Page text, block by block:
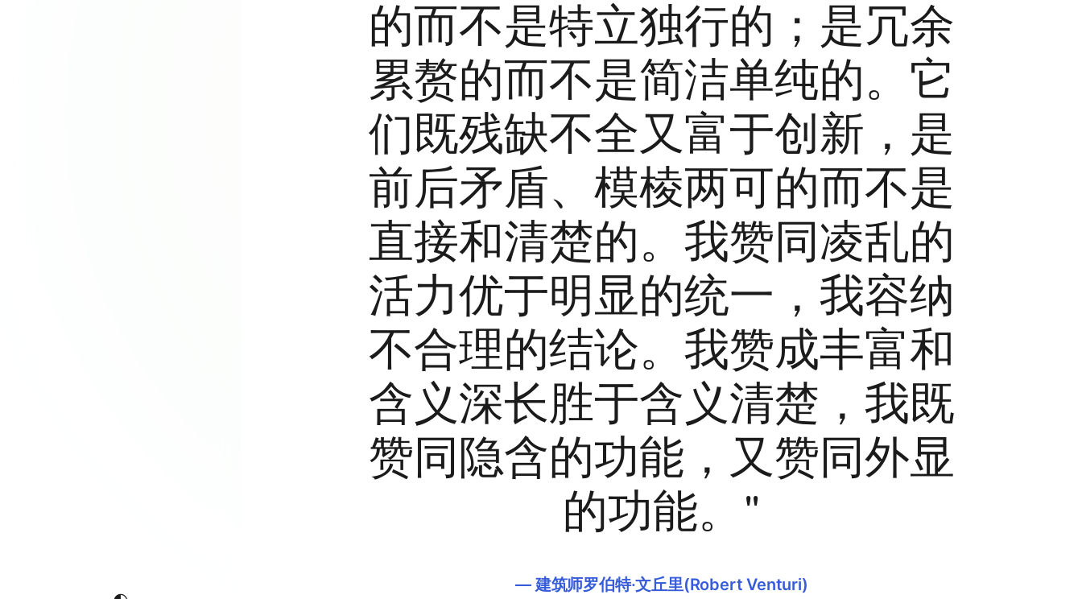
的而不是特立独行的；是冗余
累赘的而不是简洁单纯的。它
们既残缺不全又富于创新，是
前后矛盾、模棱两可的而不是
直接和清楚的。我赞同凌乱的
活力优于明显的统一，我容纳
不合理的结论。我赞成丰富和
含义深长胜于含义清楚，我既
赞同隐含的功能，又赞同外显
的功能。"
— 建筑师罗伯特·文丘里(Robert Venturi)